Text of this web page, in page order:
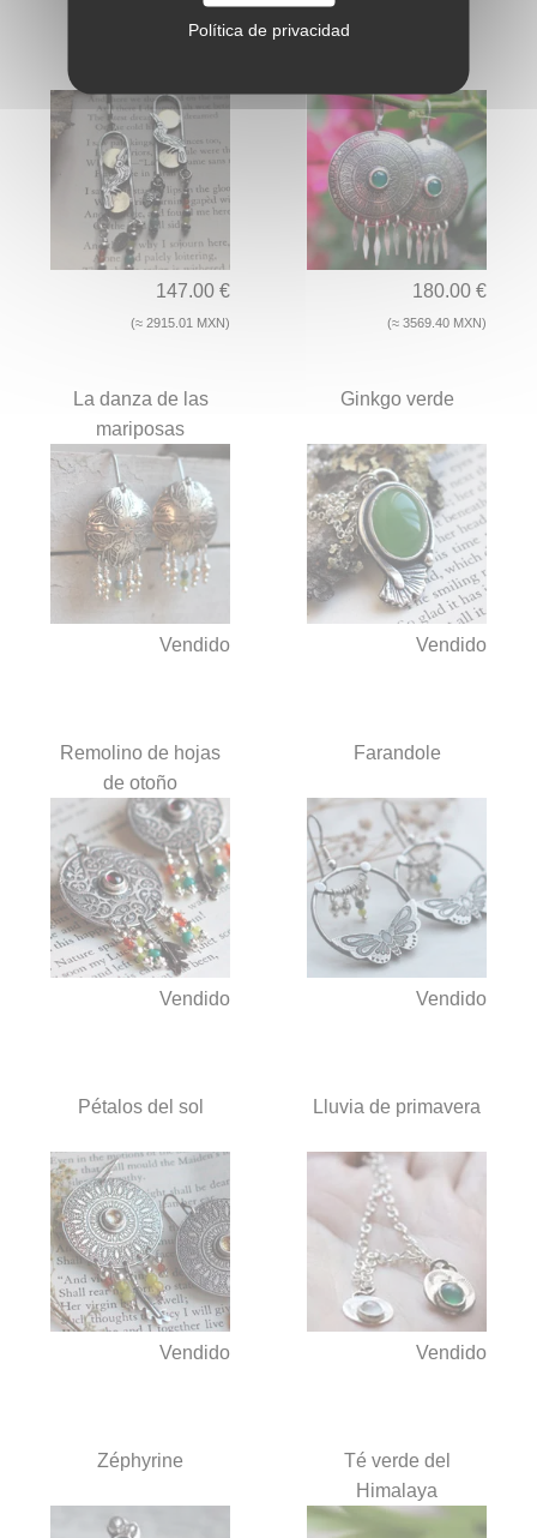
147.00 €
(≈ 2915.01 MXN)
180.00 €
(≈ 3569.40 MXN)
La danza de las
mariposas
Vendido
Ginkgo verde
Vendido
Remolino de hojas
de otoño
Vendido
Farandole
Vendido
Pétalos del sol
Vendido
Lluvia de primavera
Vendido
Zéphyrine
Té verde del
Himalaya
Política de privacidad